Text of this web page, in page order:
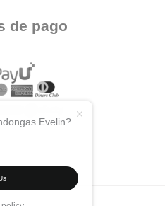
de pago
Evelin?